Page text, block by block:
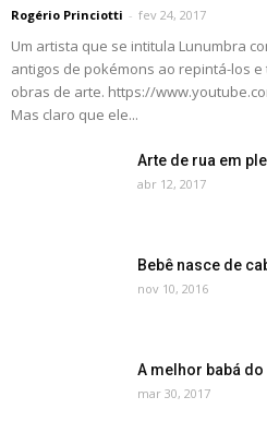
Rogério Princiotti - fev 24, 2017
Um artista que se intitula Lunumbra
antigos de pokémons ao repintá-los
obras de arte. https://
Mas claro que ele...
Arte de rua em
abr 12, 2017
Bebê nasce de
nov 10, 2016
A melhor babá
mar 30, 2017